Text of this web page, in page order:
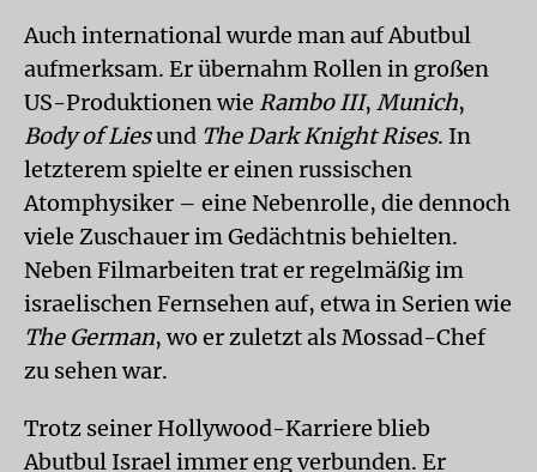
Auch international wurde man auf Abutbul
aufmerksam. Er übernahm Rollen in großen
US-Produktionen wie Rambo III, Munich,
Body of Liesund The Dark Knight Rises. In
letzterem spielte er einen russischen
Atomphysiker – eine Nebenrolle, die dennoch
viele Zuschauer im Gedächtnis behielten.
Neben Filmarbeiten trat er regelmäßig im
israelischen Fernsehen auf, etwa in Serien wie
The German, wo er zuletzt als Mossad-Chef
zu sehen war.
Trotz seiner Hollywood-Karriere blieb
Abutbul Israel immer eng verbunden. Er